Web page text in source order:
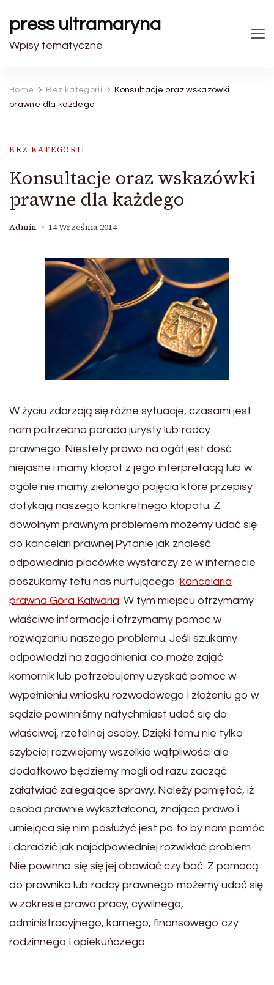
press ultramaryna
Wpisy tematyczne
Home Bez kategorii
Konsultacje oraz wskazówki
prawne dla każdego
BEZ KATEGORII
Konsultacje oraz wskazówki
prawne dla każdego
Admin 14 Września 2014
W życiu zdarzają się różne sytuacje, czasami jest
nam potrzebna porada jurysty lub radcy
prawnego. Niestety prawo na ogół jest dość
niejasne i mamy kłopot z jego interpretacją lub w
ogóle nie mamy zielonego pojęcia które przepisy
dotykają naszego konkretnego kłopotu. Z
dowolnym prawnym problemem możemy udać się
do kancelari prawnej.Pytanie jak znaleść
odpowiednia placówke wystarczy ze w internecie
poszukamy tetu nas nurtującego :kancelaria
prawna Góra Kalwaria. W tym miejscu otrzymamy
właściwe informacje i otrzymamy pomoc w
rozwiązaniu naszego problemu. Jeśli szukamy
odpowiedzi na zagadnienia: co może zająć
komornik lub potrzebujemy uzyskać pomoc w
wypełnieniu wniosku rozwodowego i złożeniu go w
sądzie powinniśmy natychmiast udać się do
właściwej, rzetelnej osoby. Dzięki temu nie tylko
szybciej rozwiejemy wszelkie wątpliwości ale
dodatkowo będziemy mogli od razu zacząć
załatwiać zalegające sprawy. Należy pamiętać, iż
osoba prawnie wykształcona, znająca prawo i
umiejąca się nim posłużyć jest po to by nam pomóc
i doradzić jak najodpowiedniej rozwikłać problem.
Nie powinno się się jej obawiać czy bać. Z pomocą
do prawnika lub radcy prawnego możemy udać się
w zakresie prawa pracy, cywilnego,
administracyjnego, karnego, finansowego czy
rodzinnego i opiekuńczego.